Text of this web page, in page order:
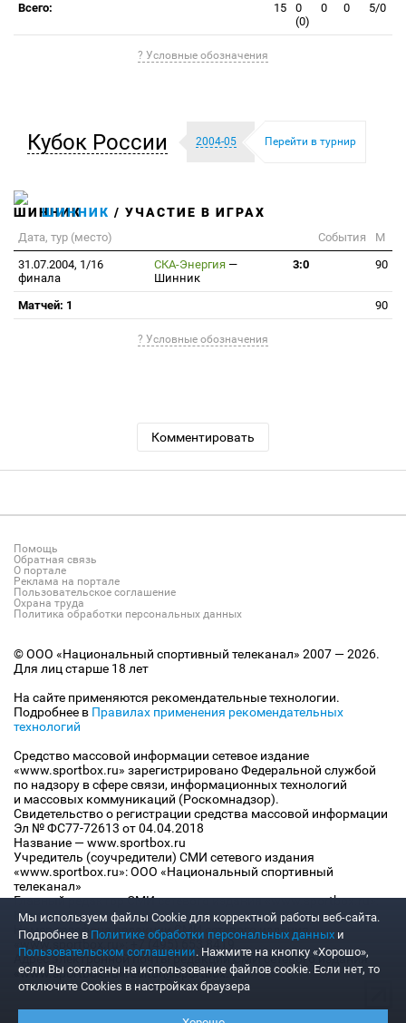
Всего: 15
0
(0)
0 0 5/0
? Условные обозначения
Кубок России 2004-05 Перейти в турнир
ШИННИК / УЧАСТИЕ В ИГРАХ
Дата, тур (место) События
М
31.07.2004, 1/16
финала
СКА-Энергия —
Шинник
3:0 90
Матчей: 1 90
? Условные обозначения
Комментировать
Помощь
Обратная связь
О портале
Реклама на портале
Пользовательское соглашение
Охрана труда
Политика обработки персональных данных
© ООО «Национальный спортивный телеканал» 2007 — 2026.
Для лиц старше 18 лет
На сайте применяются рекомендательные технологии.
Подробнее в Правилах применения рекомендательных
технологий
Средство массовой информации сетевое издание
«www.sportbox.ru» зарегистрировано Федеральной службой
по надзору в сфере связи, информационных технологий
и массовых коммуникаций (Роскомнадзор).
Свидетельство о регистрации средства массовой информации
Эл № ФС77-72613 от 04.04.2018
Название — www.sportbox.ru
Учредитель (соучредители) СМИ сетевого издания
«www.sportbox.ru»: ООО «Национальный спортивный
телеканал»
Главный редактор СМИ сетевого издания «www.sportbox.ru»:
Конов В.А.
Номер телефона редакции СМИ сетевого издания
«www.sportbox.ru»: +7 (495) 653 8419
Адрес электронной почты редакции СМИ сетевого издания
«www.sportbox.ru»: editor@sportbox.ru
Мы используем файлы Сookie для корректной работы веб-сайта.
Подробнее в Политике обработки персональных данных и
Пользовательском соглашении. Нажмите на кнопку «Хорошо»,
если Вы согласны на использование файлов cookie. Если нет, то
отключите Cookies в настройках браузера